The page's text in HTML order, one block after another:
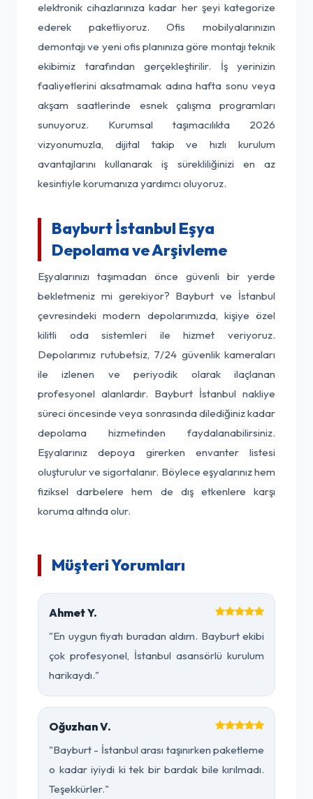
elektronik cihazlarınıza kadar her şeyi kategorize
ederek paketliyoruz. Ofis mobilyalarınızın
demontajı ve yeni ofis planınıza göre montajı teknik
ekibimiz tarafından gerçekleştirilir. İş yerinizin
faaliyetlerini aksatmamak adına hafta sonu veya
akşam saatlerinde esnek çalışma programları
sunuyoruz. Kurumsal taşımacılıkta 2026
vizyonumuzla, dijital takip ve hızlı kurulum
avantajlarını kullanarak iş sürekliliğinizi en az
kesintiyle korumanıza yardımcı oluyoruz.
Bayburt İstanbul Eşya
Depolama ve Arşivleme
Eşyalarınızı taşımadan önce güvenli bir yerde
bekletmeniz mi gerekiyor? Bayburt ve İstanbul
çevresindeki modern depolarımızda, kişiye özel
kilitli oda sistemleri ile hizmet veriyoruz.
Depolarımız rutubetsiz, 7/24 güvenlik kameraları
ile izlenen ve periyodik olarak ilaçlanan
profesyonel alanlardır. Bayburt İstanbul nakliye
süreci öncesinde veya sonrasında dilediğiniz kadar
depolama hizmetinden faydalanabilirsiniz.
Eşyalarınız depoya girerken envanter listesi
oluşturulur ve sigortalanır. Böylece eşyalarınız hem
fiziksel darbelere hem de dış etkenlere karşı
koruma altında olur.
Müşteri Yorumları
Ahmet Y.
"En uygun fiyatı buradan aldım. Bayburt ekibi
çok profesyonel, İstanbul asansörlü kurulum
harikaydı."
Oğuzhan V.
"Bayburt - İstanbul arası taşınırken paketleme
o kadar iyiydi ki tek bir bardak bile kırılmadı.
Teşekkürler."